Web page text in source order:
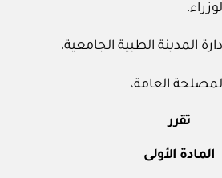
المدينة الطبية الجامعية،
العامة،
تقرر
المادة الأولى